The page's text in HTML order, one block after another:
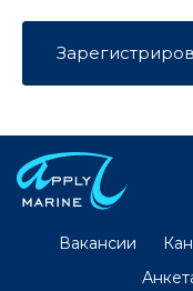
Вакансии